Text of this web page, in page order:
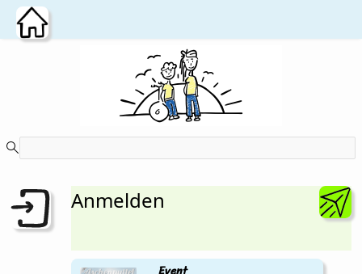
Zum Hauptinhalt wechseln
Anmelden